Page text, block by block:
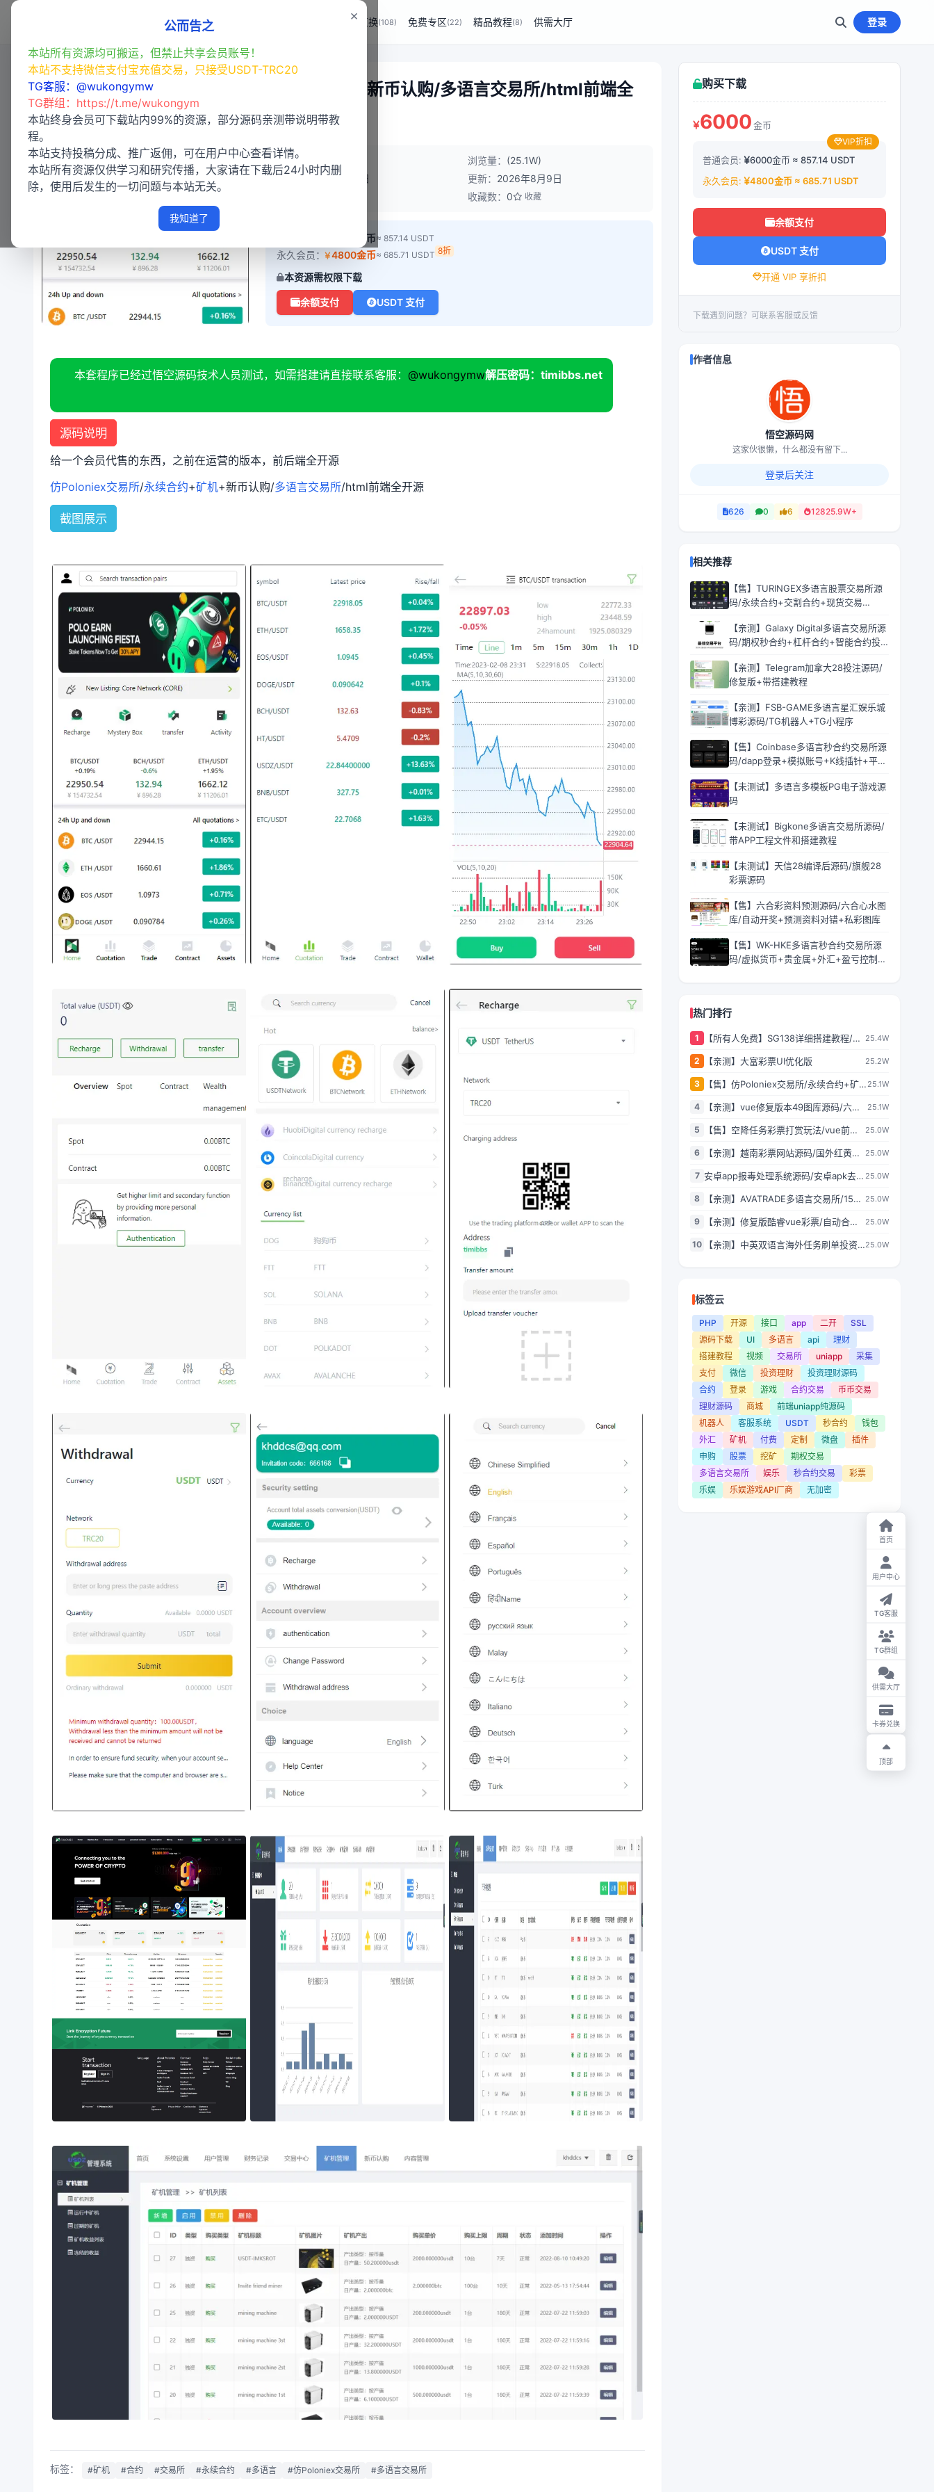
×
公而告之
本站所有资源均可搬运，但禁止共享会员账号！
本站不支持微信支付宝充值交易，只接受USDT-TRC20
TG客服：@wukongymw
TG群组： https://t.me/wukongym
本站终身会员可下载站内99%的资源，部分源码亲测带说明带教
程。
本站支持投稿分成、推广返佣，可在用户中心查看详情。
本站所有资源仅供学习和研究传播，大家请在下载后24小时内删
除，使用后发生的一切问题与本站无关。
我知道了
首页 程序源码 商业互换(108) 免费专区(22) 精品教程(8) 供需大厅 登录
【售】仿Poloniex交易所/永续合约+矿机+新币认购/多语言交易所/html前端全
开源/完美运营
分类： 浏览量： (25.1W)
发布： 2024年1月5日 更新： 2026年8月9日
收藏数： 0 收藏
6000金币≈ 857.14 USDT
永久会员： 4800金币≈ 685.71 USDT 8折
本资源需权限下载
余额支付 USDT 支付
本套程序已经过悟空源码技术人员测试，如需搭建请直接联系客服： @wukongymw解压密码：timibbs.net
源码说明
给一个会员代售的东西，之前在运营的版本，前后端全开源
仿Poloniex交易所/永续合约+矿机+新币认购/多语言交易所/html前端全开源
截图展示
标签： #矿机 #合约 #交易所 #永续合约 #多语言 #仿Poloniex交易所 #多语言交易所
购买下载
6000金币
VIP折扣
普通会员:
6000金币 ≈ 857.14 USDT
永久会员: 4800金币 ≈ 685.71 USDT
余额支付
USDT 支付
开通 VIP 享折扣
下载遇到问题？可联系客服或反馈
作者信息
悟空源码网
这家伙很懒，什么都没有留下...
登录后关注
626 0 6 12825.9W+
相关推荐
【售】TURINGEX多语言股票交易所源
码/永续合约+交割合约+现货交易
财+行情控制
【亲测】Galaxy Digital多语言交易所源
码/期权秒合约+杠杆合约+智能合约投
【亲测】Telegram加拿大28投注源码/
修复版+带搭建教程
【亲测】FSB-GAME多语言星汇娱乐城
博彩源码/TG机器人+TG小程序
【售】Coinbase多语言秒合约交易所源
码/dapp登录+模拟账号+K线插针+平台
【未测试】多语言多模板PG电子游戏源
码
【未测试】Bigkone多语言交易所源码/
带APP工程文件和搭建教程
【未测试】天信28编译后源码/旗舰28
彩票源码
【售】六合彩资料预测源码/六合心水图
库/自动开奖+预测资料对错+私彩图库
【售】WK-HKE多语言秒合约交易所源
码/虚拟货币+贵金属+外汇+盈亏控制
热门排行
1
【所有人免费】SG138详细搭建教程/附
25.4W
2 【亲测】大富彩票UI优化版 25.2W
3
【售】仿Poloniex交易所/永续合约+矿
开源/完美运营
25.1W
4
【亲测】vue修复版本49图库源码/六合
25.1W
5
【售】空降任务彩票打赏玩法/vue前端
+视频采集/全开源完美运营
25.0W
6
【亲测】越南彩票网站源码/国外红黄蓝
25.0W
7 安卓app报毒处理系统源码/安卓apk去毒
自动打包+随机更换包名签名
25.0W
8
【亲测】AVATRADE多语言交易所/15国
易+申购+矿机+风控/前端wap+pc纯源
码/带搭建教程
25.0W
9
【亲测】修复版酷睿vue彩票/自动合买
25.0W
10
【亲测】中英双语言海外任务刷单投资
25.0W
标签云
PHP 开源 接口 app 二开
SSL
源码下载
UI 多语言 api
理财
搭建教程
视频 交易所 uniapp
采集
支付
微信 投资理财
投资理财源码
合约
登录 游戏 合约交易
币币交易
理财源码
商城
前端uniapp纯源码
机器人
客服系统 USDT 秒合约
钱包
外汇
矿机 付费 定制 微盘
插件
申购
股票 挖矿
期权交易
多语言交易所
娱乐 秒合约交易
彩票
乐娱
乐娱游戏API厂商 无加密
首页
用户中心
TG客服
TG群组
供需大厅
卡券兑换
顶部